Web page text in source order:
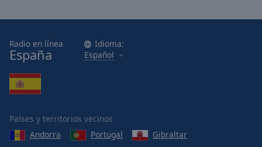
Radio en línea
España
Idioma:
Español
Países y territorios vecinos
Andorra
Portugal
Gibraltar